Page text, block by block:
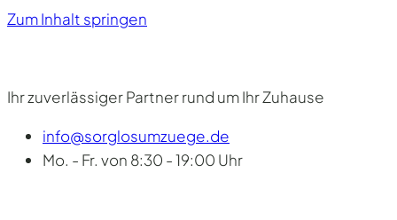
Zum Inhalt springen
Ihr zuverlässiger Partner rund um Ihr Zuhause
info@sorglosumzuege.de
Mo. - Fr. von 8:30 - 19:00 Uhr